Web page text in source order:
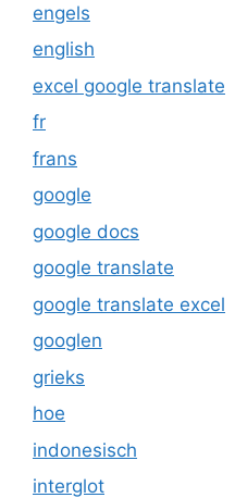
engels
english
excel google translate
fr
frans
google
google docs
google translate
google translate excel
googlen
grieks
hoe
indonesisch
interglot